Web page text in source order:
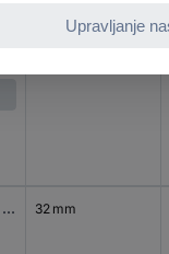
32 mm
Blickle 224162 LKRA-VPA 101K-11-FI-EL-FA-E13 vrtljivo kolo z zavoro Premer kolesa: 100 mm Nosilnost (maks.): 80 kg 1 kos 32 mm